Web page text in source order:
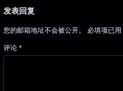
发表回复
您的邮箱地址不会被公开。 必填项已用
评论 *